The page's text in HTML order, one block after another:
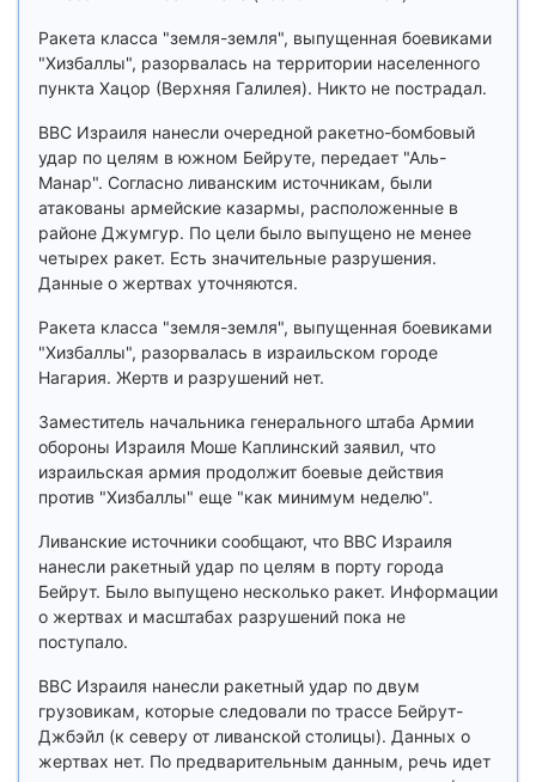
Ракета класса "земля-земля", выпущенная боевиками
"Хизбаллы", разорвалась на территории населенного
пункта Хацор (Верхняя Галилея). Никто не пострадал.
ВВС Израиля нанесли очередной ракетно-бомбовый
удар по целям в южном Бейруте, передает "Аль-
Манар". Согласно ливанским источникам, были
атакованы армейские казармы, расположенные в
районе Джумгур. По цели было выпущено не менее
четырех ракет. Есть значительные разрушения.
Данные о жертвах уточняются.
Ракета класса "земля-земля", выпущенная боевиками
"Хизбаллы", разорвалась в израильском городе
Нагария. Жертв и разрушений нет.
Заместитель начальника генерального штаба Армии
обороны Израиля Моше Каплинский заявил, что
израильская армия продолжит боевые действия
против "Хизбаллы" еще "как минимум неделю".
Ливанские источники сообщают, что ВВС Израиля
нанесли ракетный удар по целям в порту города
Бейрут. Было выпущено несколько ракет. Информации
о жертвах и масштабах разрушений пока не
поступало.
ВВС Израиля нанесли ракетный удар по двум
грузовикам, которые следовали по трассе Бейрут-
Джбэйл (к северу от ливанской столицы). Данных о
жертвах нет. По предварительным данным, речь идет